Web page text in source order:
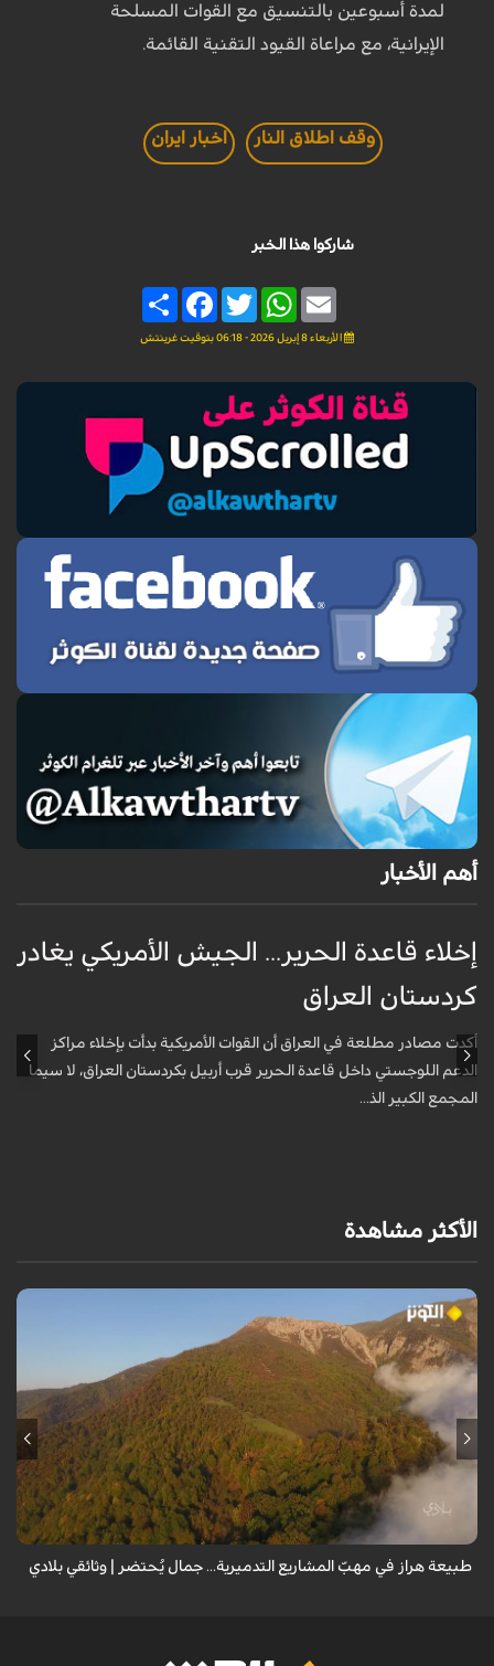
لمدة أسبوعين بالتنسيق مع القوات المسلحة
الإيرانية، مع مراعاة القيود التقنية القائمة.
وقف اطلاق النار اخبار ايران
شاركوا هذا الخبر
Share
FacebookTwitter
WhatsAppEmail
الأربعاء 8 إبريل 2026 - 06:18 بتوقيت غرينتش
أهم الأخبار
إخلاء قاعدة الحرير... الجيش الأمريكي يغادر
كردستان العراق
أكدت مصادر مطلعة في العراق أن القوات الأمريكية بدأت بإخلاء مراكز
الدعم اللوجستي داخل قاعدة الحرير قرب أربيل بكردستان العراق، لا سيما
المجمع الكبير الذ...
الأكثر مشاهدة
من قلب طبيعة هراز التي كانت يوماً من أجمل الموائل الطبيعية في إيران، يحذر
المعد من كارثة بيئية: "وحش الأعمال والمشاريع التدميرية تنهش بجسم
طبيعة هراز في مهبّ المشاريع التدميرية... جمال يُحتضر | وثائقي بلادي